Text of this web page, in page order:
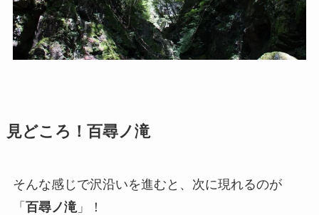
見どころ！百尋ノ滝
そんな感じで沢沿いを進むと、次に現れるのが
「 百尋ノ滝 」！